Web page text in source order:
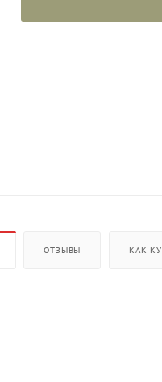
ОТЗЫВЫ КАК